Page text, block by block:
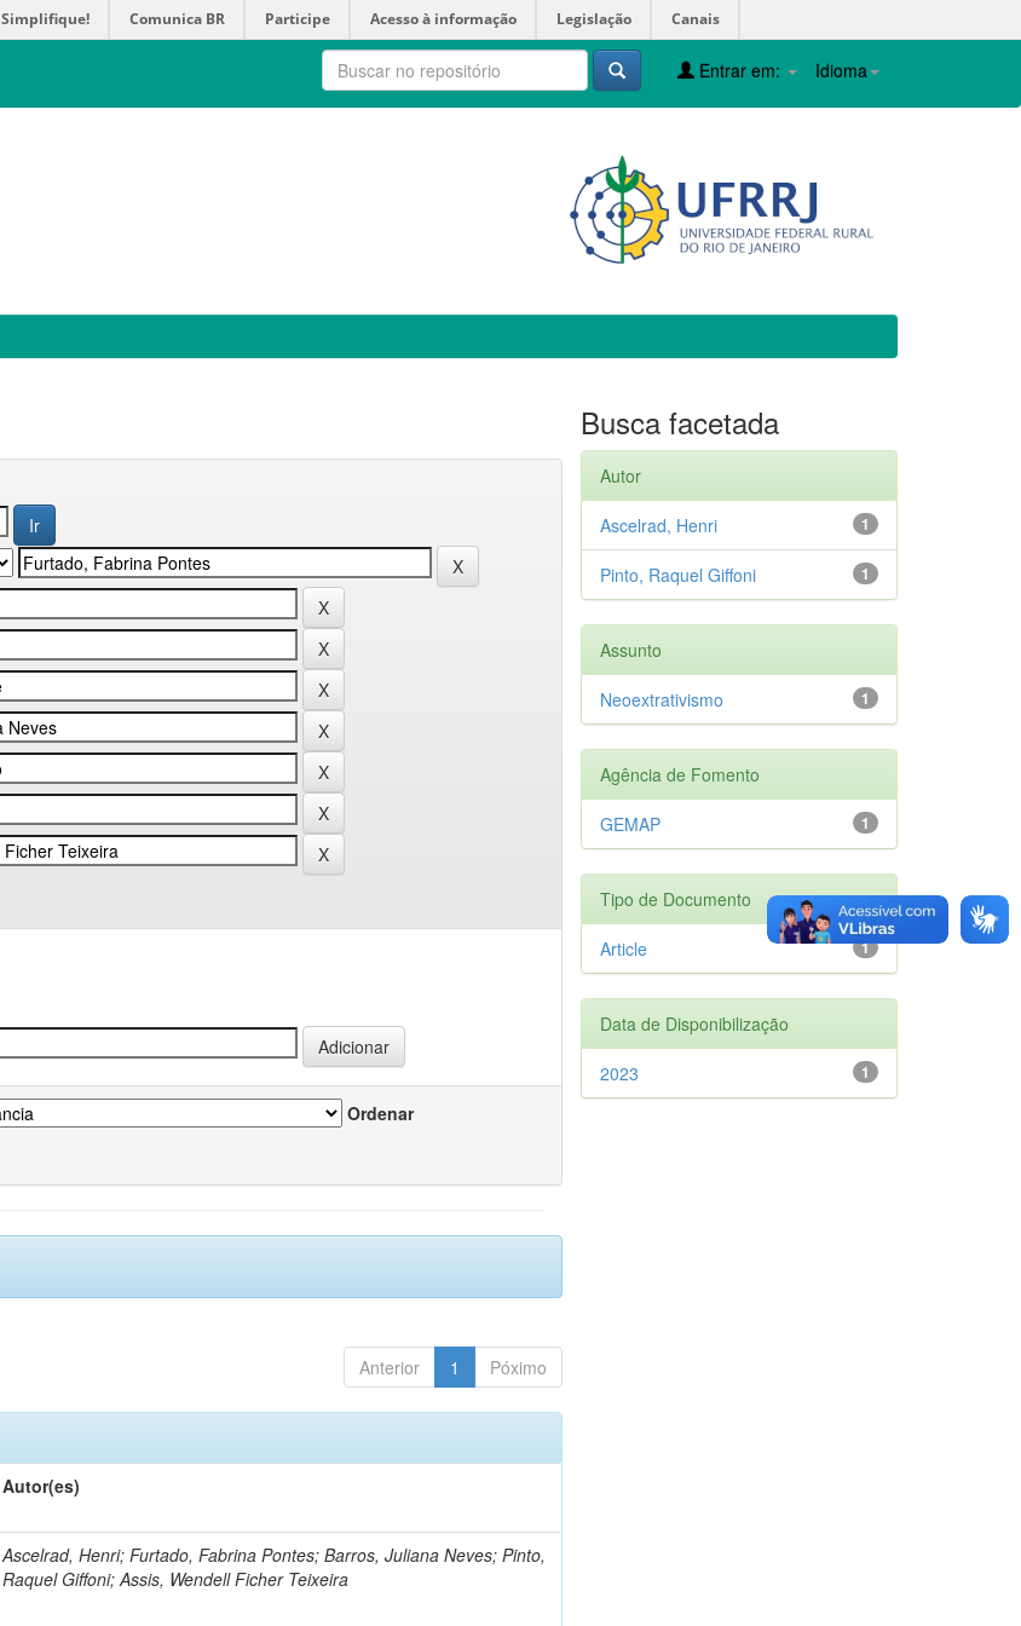
Simplifique! Comunica BR Participe Acesso à informação Legislação Canais
Idioma
Entrar em:
Ordenar
Anterior 1 Póximo
Autor(es)
Ascelrad, Henri; Furtado, Fabrina Pontes; Barros, Juliana Neves; Pinto,
Raquel Giffoni; Assis, Wendell Ficher Teixeira
Busca facetada
Autor
1
Ascelrad, Henri
1
Pinto, Raquel Giffoni
Assunto
1
Neoextrativismo
Agência de Fomento
1
GEMAP
Tipo de Documento
1
Article
Data de Disponibilização
1
2023